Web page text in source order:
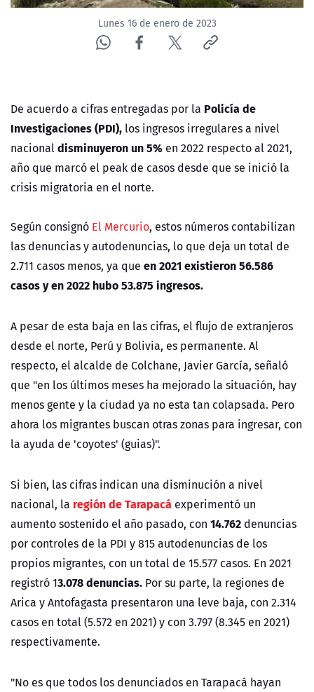
Lunes 16 de enero de 2023
De acuerdo a cifras entregadas por la Policía de
Investigaciones (PDI), los ingresos irregulares a nivel
nacionaldisminuyeron un 5% en 2022 respecto al 2021,
año que marcó el peak de casos desde que se inició la
crisis migratoria en el norte.
Según consignó El Mercurio, estos números contabilizan
las denuncias y autodenuncias, lo que deja un total de
2.711 casos menos, ya que en 2021 existieron 56.586
casos y en 2022 hubo 53.875 ingresos.
A pesar de esta baja en las cifras, el flujo de extranjeros
desde el norte, Perú y Bolivia, es permanente. Al
respecto, el alcalde de Colchane, Javier García, señaló
que "en los últimos meses ha mejorado la situación, hay
menos gente y la ciudad ya no esta tan colapsada. Pero
ahora los migrantes buscan otras zonas para ingresar, con
la ayuda de 'coyotes' (guias)".
Si bien, las cifras indican una disminución a nivel
nacional, la región de Tarapacá experimentó un
aumento sostenido el año pasado, con 14.762 denuncias
por controles de la PDI y 815 autodenuncias de los
propios migrantes, con un total de 15.577 casos. En 2021
registró 13.078 denuncias. Por su parte, la regiones de
Arica y Antofagasta presentaron una leve baja, con 2.314
casos en total (5.572 en 2021) y con 3.797 (8.345 en 2021)
respectivamente.
"No es que todos los denunciados en Tarapacá hayan